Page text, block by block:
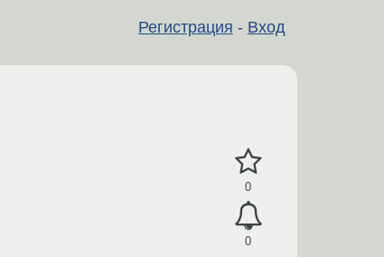
Регистрация - Вход
0
0